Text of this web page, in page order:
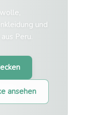
und
Peru.
ansehen